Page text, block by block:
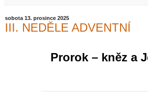
sobota 13. prosince 2025
III. NEDĚLE ADVENTNÍ
Prorok – kněz a